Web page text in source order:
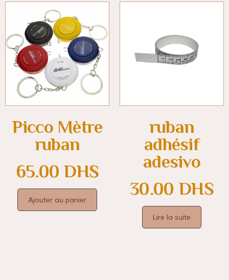
Picco Mètre
ruban
65.00 DHS
Ajouter au panier
ruban
adhésif
adesivo
30.00 DHS
Lire la suite